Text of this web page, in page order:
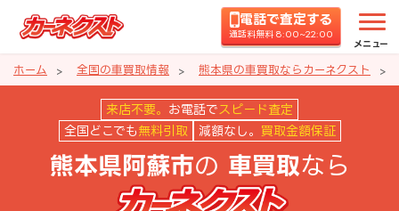
電話で査定する
通話料無料 8:00~22:00
メニュー
ホーム 全国の車買取情報 熊本県の車買取ならカーネクスト
熊本県阿蘇市の車買取ならカー
来店不要。 お電話で スピード査定
全国どこでも 無料引取 減額なし。 買取金額保証
熊本県阿蘇市の 車買取なら